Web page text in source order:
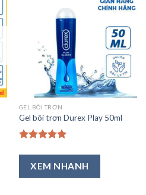
Thêm
vào
Ưa
Thích
GEL BÔI TRƠN
Gel bôi trơn Durex Play 50ml
hạng5.00
5 sao
XEM NHANH